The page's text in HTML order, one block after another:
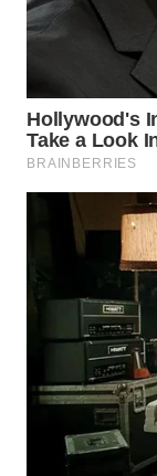
WAHANA
OTOMOTIF
WAHANA
HEALTH
WAHANA
DESA
WISATA
LAPAK
WAHANA